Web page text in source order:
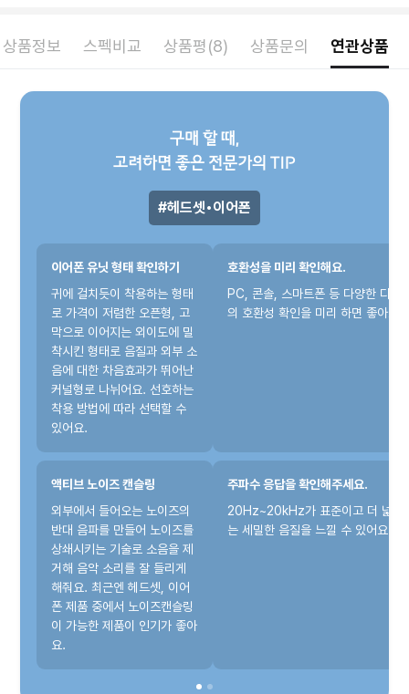
상품정보 스펙비교 상품평(8) 상품문의 연관상품
구매 할 때,
고려하면 좋은 전문가의 TIP
헤드셋•이어폰
이어폰 유닛 형태 확인하기
귀에 걸치듯이 착용하는 형태
로 가격이 저렴한 오픈형, 고
막으로 이어지는 외이도에 밀
착시킨 형태로 음질과 외부 소
음에 대한 차음효과가 뛰어난
커널형로 나뉘어요. 선호하는
착용 방법에 따라 선택할 수
있어요.
액티브 노이즈 캔슬링
외부에서 들어오는 노이즈의
반대 음파를 만들어 노이즈를
상쇄시키는 기술로 소음을 제
거해 음악 소리를 잘 들리게
해줘요. 최근엔 헤드셋, 이어
폰 제품 중에서 노이즈캔슬링
이 가능한 제품이 인기가 좋아
요.
호환성을 미리 확인해요.
PC, 콘솔, 스마트폰 등 다양한 디바
의 호환성 확인을 미리 하면 좋아요.
주파수 응답을 확인해주세요.
20Hz~20kHz가 표준이고 더 넓은
는 세밀한 음질을 느낄 수 있어요.